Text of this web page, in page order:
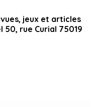
jeux et articles
50, rue Curial 75019